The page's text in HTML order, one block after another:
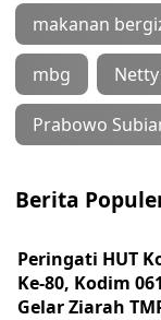
makanan
mbg
Prabowo
Berita
Peringati HUT
Ke-80, Kodim
Gelar Ziarah